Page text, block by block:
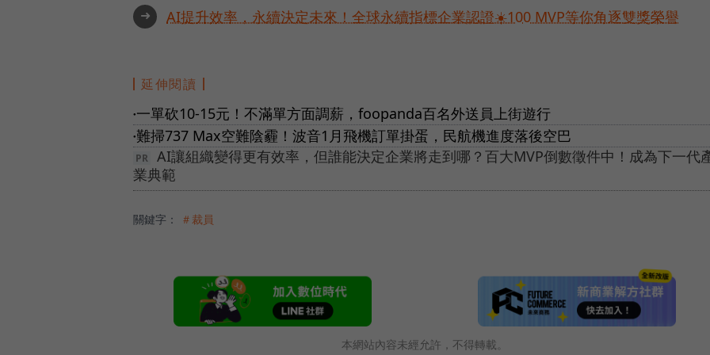
➜ AI提升效率，永續決定未來！全球永續指標企業認證☀️100 MVP等你角逐雙獎榮譽
延伸閱讀
● 一單砍10-15元！不滿單方面調薪，foopanda百名外送員上街遊行
●難掃737 Max空難陰霾！波音1月飛機訂單掛蛋，民航機進度落後空巴
AI讓組織變得更有效率，但誰能決定企業將走到哪？百大MVP倒數徵件中！成為下一代
業典範
關鍵字： ＃裁員
本網站內容未經允許，不得轉載。